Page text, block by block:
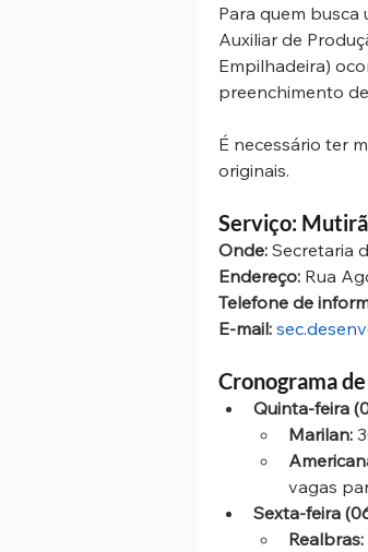
Para quem
Auxiliar de
Empilhadeira)
preenchimento
É necessário ter
originais.
Serviço:
Onde: Secretaria
Endereço: Rua
Telefone de
E-mail:
Cronograma
Quinta-feira
Marilan:
vagas
Sexta-feira
Realbras: